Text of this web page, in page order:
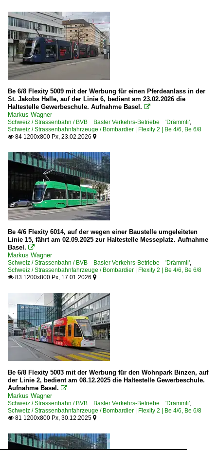
Be 6/8 Flexity 5009 mit der Werbung für einen Pferdeanlass in der
St. Jakobs Halle, auf der Linie 6, bedient am 23.02.2026 die
Haltestelle Gewerbeschule. Aufnahme Basel. 
Markus Wagner
Schweiz / Strassenbahn / BVB Basler Verkehrs-Betriebe 'Drämmli',
Schweiz / Strassenbahnfahrzeuge / Bombardier | Flexity 2 | Be 4/6, Be 6/8
 84 1200x800 Px, 23.02.2026 
Be 4/6 Flexity 6014, auf der wegen einer Baustelle umgeleiteten
Linie 15, fährt am 02.09.2025 zur Haltestelle Messeplatz. Aufnahme
Basel. 
Markus Wagner
Schweiz / Strassenbahn / BVB Basler Verkehrs-Betriebe 'Drämmli',
Schweiz / Strassenbahnfahrzeuge / Bombardier | Flexity 2 | Be 4/6, Be 6/8
 83 1200x800 Px, 17.01.2026 
Be 6/8 Flexity 5003 mit der Werbung für den Wohnpark Binzen, auf
der Linie 2, bedient am 08.12.2025 die Haltestelle Gewerbeschule.
Aufnahme Basel. 
Markus Wagner
Schweiz / Strassenbahn / BVB Basler Verkehrs-Betriebe 'Drämmli',
Schweiz / Strassenbahnfahrzeuge / Bombardier | Flexity 2 | Be 4/6, Be 6/8
 81 1200x800 Px, 30.12.2025 